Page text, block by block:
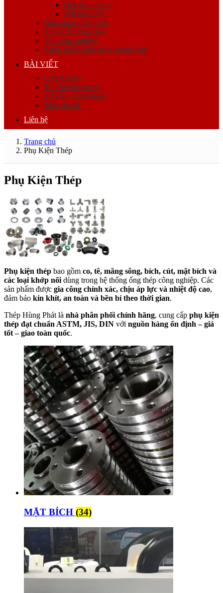
Đèn báo phòng
Nút báo cháy
Đầu phun chữa cháy
Trung tâm báo cháy
Van công nghiệp
Khớp nối & phụ kiện đường ống
BÀI VIẾT
CATALOG
Tin chuyên ngành
Tư vấn khách hàng
Blog tin tức
Liên hệ
Trang chủ
Phụ Kiện Thép
Phụ Kiện Thép
Phụ kiện thép bao gồm co, tê, măng sông, bích, cút, mặt bích và
các loại khớp nối dùng trong hệ thống ống thép công nghiệp. Các
sản phẩm được gia công chính xác, chịu áp lực và nhiệt độ cao,
đảm bảo kín khít, an toàn và bền bỉ theo thời gian.
Thép Hùng Phát là nhà phân phối chính hãng, cung cấp phụ kiện
thép đạt chuẩn ASTM, JIS, DIN với nguồn hàng ổn định – giá
tốt – giao toàn quốc.
MẶT BÍCH (34)